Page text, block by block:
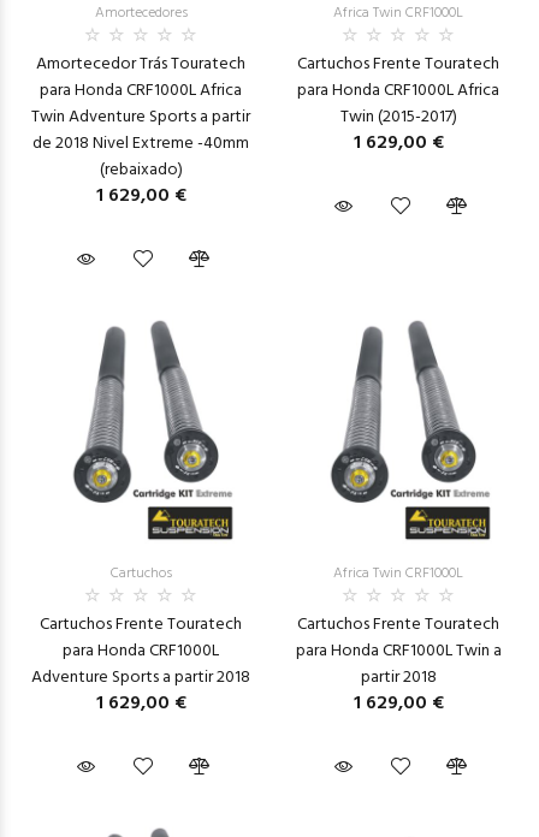
Amortecedores
Amortecedor Trás Touratech
para Honda CRF1000L Africa
Twin Adventure Sports a partir
de 2018 Nivel Extreme -40mm
(rebaixado)
1 629,00 €
Africa Twin CRF1000L
Cartuchos Frente Touratech
para Honda CRF1000L Africa
Twin (2015-2017)
1 629,00 €
Cartuchos
Cartuchos Frente Touratech
para Honda CRF1000L
Adventure Sports a partir 2018
1 629,00 €
Africa Twin CRF1000L
Cartuchos Frente Touratech
para Honda CRF1000L Twin a
partir 2018
1 629,00 €